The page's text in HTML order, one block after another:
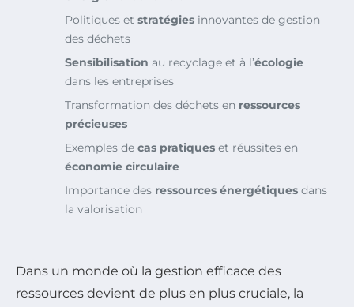
Politiques et stratégies innovantes de gestion
des déchets
Sensibilisation au recyclage et à l’écologie
dans les entreprises
Transformation des déchets en ressources
précieuses
Exemples de cas pratiques et réussites en
économie circulaire
Importance des ressources énergétiques dans
la valorisation
Dans un monde où la gestion efficace des
ressources devient de plus en plus cruciale, la